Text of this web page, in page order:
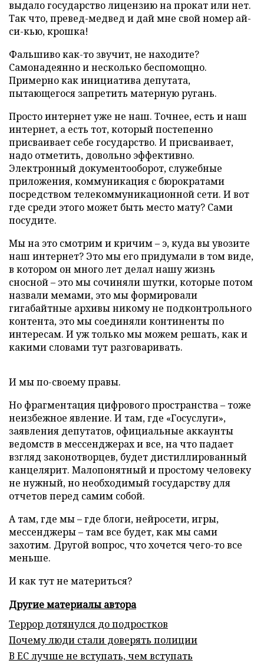
выдало государство лицензию на прокат или нет.
Так что, превед-медвед и дай мне свой номер ай-
си-кью, крошка!
Фальшиво как-то звучит, не находите?
Самонадеянно и несколько беспомощно.
Примерно как инициатива депутата,
пытающегося запретить матерную ругань.
Просто интернет уже не наш. Точнее, есть и наш
интернет, а есть тот, который постепенно
присваивает себе государство. И присваивает,
надо отметить, довольно эффективно.
Электронный документооборот, служебные
приложения, коммуникация с бюрократами
посредством телекоммуникационной сети. И вот
где среди этого может быть место мату? Сами
посудите.
Мы на это смотрим и кричим – э, куда вы увозите
наш интернет? Это мы его придумали в том виде,
в котором он много лет делал нашу жизнь
сносной – это мы сочиняли шутки, которые потом
назвали мемами, это мы формировали
гигабайтные архивы никому не подконтрольного
контента, это мы соединяли континенты по
интересам. И уж только мы можем решать, как и
какими словами тут разговаривать.
И мы по-своему правы.
Но фрагментация цифрового пространства – тоже
неизбежное явление. И там, где «Госуслуги»,
заявления депутатов, официальные аккаунты
ведомств в мессенджерах и все, на что падает
взгляд законотворцев, будет дистиллированный
канцелярит. Малопонятный и простому человеку
не нужный, но необходимый государству для
отчетов перед самим собой.
А там, где мы – где блоги, нейросети, игры,
мессенджеры – там все будет, как мы сами
захотим. Другой вопрос, что хочется чего-то все
меньше.
И как тут не материться?
Другие материалы автора
Террор дотянулся до подростков
Почему люди стали доверять полиции
В ЕС лучше не вступать, чем вступать